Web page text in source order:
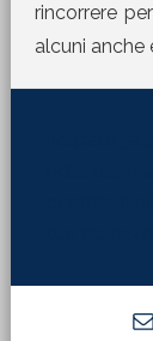
rincorrere
alcuni anche